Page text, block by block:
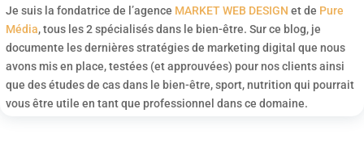
Je suis la fondatrice de l’agence MARKET WEB DESIGN et de Pure
Média, tous les 2 spécialisés dans le bien-être. Sur ce blog, je
documente les dernières stratégies de marketing digital que nous
avons mis en place, testées (et approuvées) pour nos clients ainsi
que des études de cas dans le bien-être, sport, nutrition qui pourrait
vous être utile en tant que professionnel dans ce domaine.